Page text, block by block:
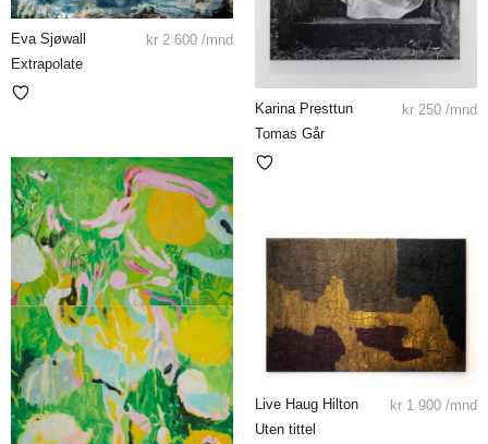
Karina Presttun
Tomas Går
kr 250 /mnd
Eva Sjøwall
Extrapolate
kr 2 600 /mnd
Live Haug Hilton
Uten tittel
kr 1 900 /mnd